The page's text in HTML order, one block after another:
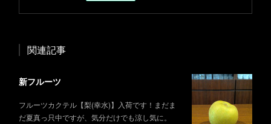
関連記事
新フルーツ
フルーツカクテル【梨(幸水)】入荷です！まだま
だ夏真っ只中ですが、気分だけでも涼し気に。